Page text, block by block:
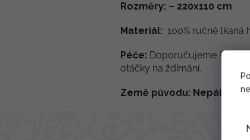
Rozměry: – 220x110 cm
Materiál: 100% ručně tkaná
Péče: Doporučujeme šetrné
otáčky na ždímání.
Země původu: Nepál